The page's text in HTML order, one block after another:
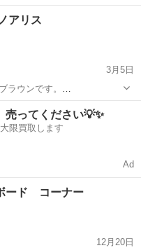
アリス
3月5日
ラウンです。
× 奥行29.5
売ってください💡✨
限買取します
Ad
ード コーナー
12月20日